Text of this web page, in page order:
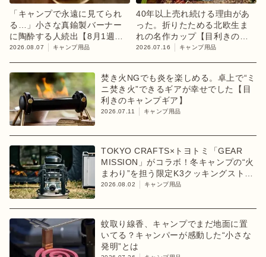
「キャンプで永遠に見てられ
る…」小さな真鍮製バーナー
に陶酔する人続出【8月1週ラ
ンキング】
2026.08.07 キャンプ用品
40年以上売れ続ける理由があ
った。折りたためる北欧生ま
れの名作カップ【目利きのキ
ャンプギア】
2026.07.16 キャンプ用品
焚き火NGでも炎を楽しめる。卓上で“ミ
ニ焚き火”できるギアが幸せでした【目
利きのキャンプギア】
2026.07.11 キャンプ用品
TOKYO CRAFTS×トヨトミ「GEAR
MISSION」がコラボ！冬キャンプの“火
まわり”を担う限定K3クッキングストー
ブが登場
2026.08.02 キャンプ用品
蚊取り線香、キャンプでまだ地面に置
いてる？キャンパーが感動した“小さな
発明”とは